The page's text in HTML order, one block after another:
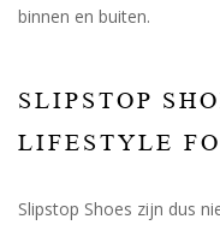
binnen en buiten.
SLIPSTOP
LIFESTYLE
Slipstop Shoes zijn dus